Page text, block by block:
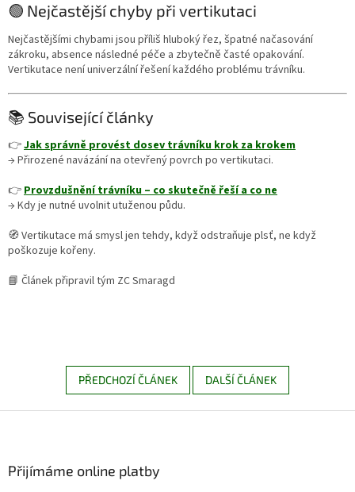
🟢 Nejčastější chyby při vertikutaci
Nejčastějšími chybami jsou příliš hluboký řez, špatné načasování
zákroku, absence následné péče a zbytečně časté opakování.
Vertikutace není univerzální řešení každého problému trávníku.
📚 Související články
👉Jak správně provést dosev trávníku krok za krokem
→ Přirozené navázání na otevřený povrch po vertikutaci.
👉Provzdušnění trávníku – co skutečně řeší a co ne
→ Kdy je nutné uvolnit utuženou půdu.
🧭 Vertikutace má smysl jen tehdy, když odstraňuje plsť, ne když
poškozuje kořeny.
📘 Článek připravil tým ZC Smaragd
PŘEDCHOZÍ ČLÁNEK DALŠÍ ČLÁNEK
Přijímáme online platby